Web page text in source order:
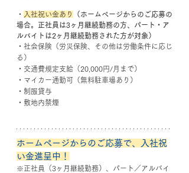
・ 入社祝い金あり
（ホームページからのご応募の
場合。正社員は3ヶ月継続勤務の方、パート・ア
ルバイトは2ヶ月継続勤務された方が対象）
・社会保険（労災保険、その他は労働条件に応じ
る）
・交通費規定支給（20,000円/月まで）
・マイカー通勤可（無料駐車場あり）
・制服貸与
・敷地内禁煙
ホームページからのご応募で、入社祝
い金進呈中！
※正社員（3ヶ月継続勤務）、パート／アルバイ